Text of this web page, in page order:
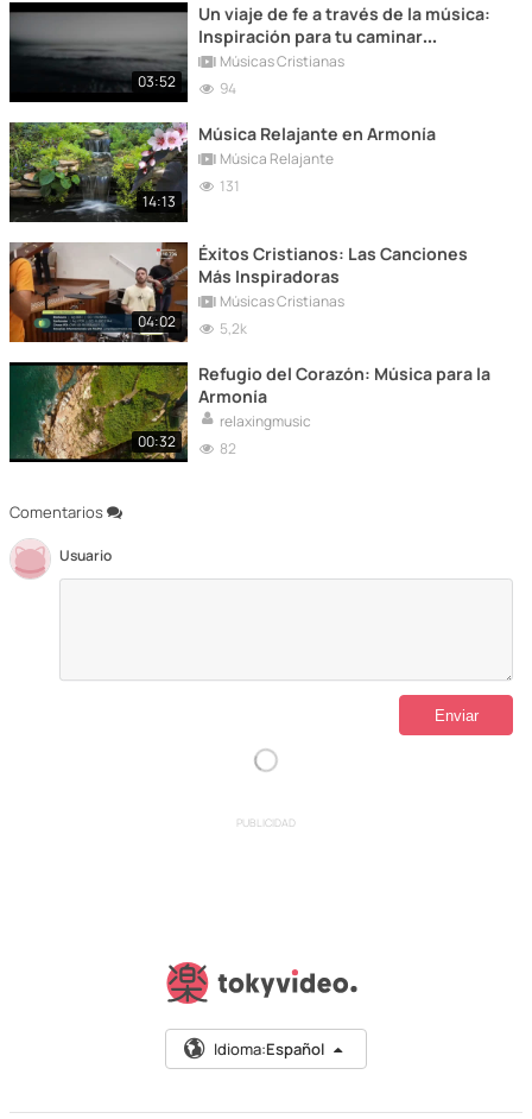
Comentarios
Usuario
03:52
Un viaje de fe a través de la música:
Inspiración para tu caminar
espiritual
Músicas Cristianas
94
14:13
Música Relajante en Armonía
Música Relajante
131
04:02
Éxitos Cristianos: Las Canciones
Más Inspiradoras
Músicas Cristianas
5,2k
00:32
Refugio del Corazón: Música para la
Armonía
relaxingmusic
82
PUBLICIDAD
Idioma:Español